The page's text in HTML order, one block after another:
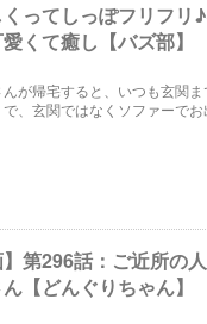
くってしっぽフリフリ
くて癒し【バズ部】
が帰宅すると、いつも玄関
で、玄関ではなくソファーで
】第296話：ご近所の
【どんぐりちゃん】